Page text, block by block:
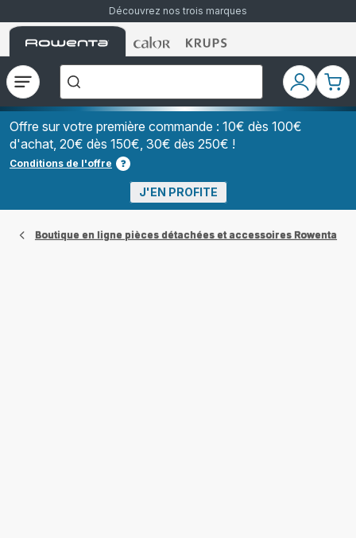
Découvrez nos trois marques
Accueil
Rowenta
Accueil
Rowenta
Accueil
Rowenta
Ouvrir
le
menu
recherchez-
vous
?","Aspirateurs
à
Grains","Centrales
Vapeurs","Sèche
Cheveux"]
Mon
compte
Mon
Offre sur votre première commande : 10€ dès 100€
d'achat, 20€ dès 150€, 30€ dès 250€ !
Conditions de l'offre
J'EN PROFITE
Boutique en ligne pièces détachées et accessoires Rowenta